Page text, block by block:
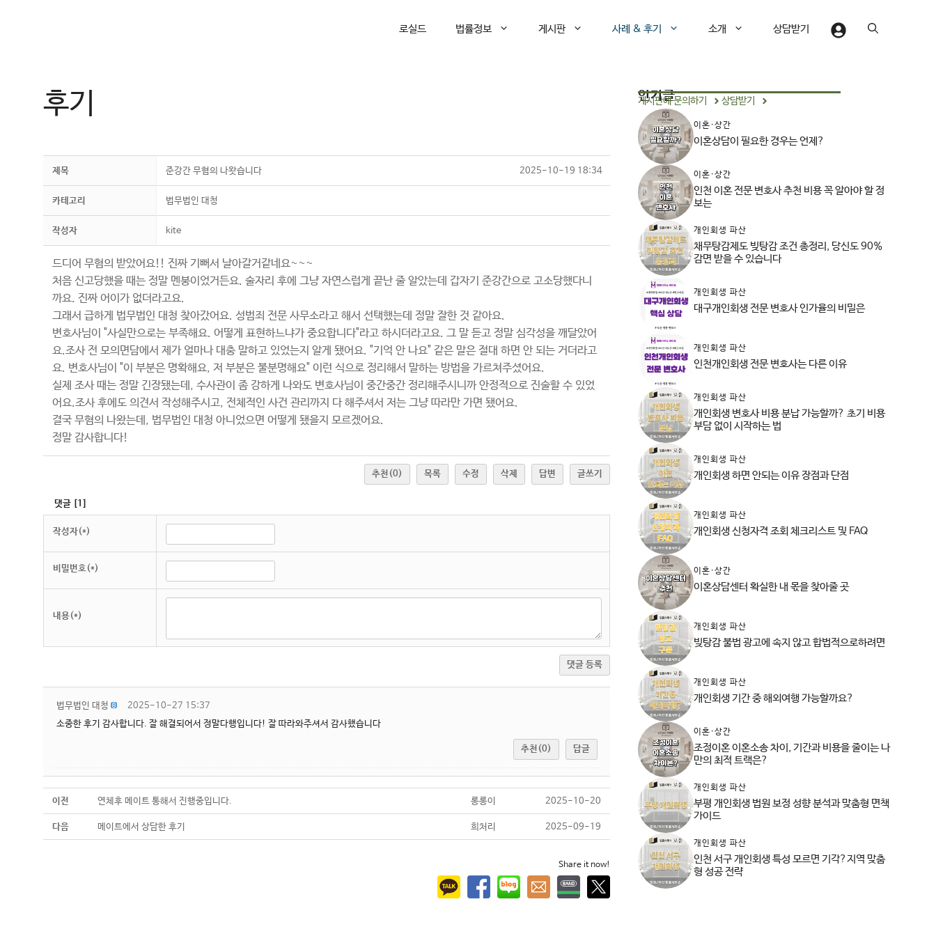
로실드 법률정보 게시판 사례 & 후기 소개 상담받기
후기
제목 준강간 무혐의 나왓습니다 2025-10-19 18:34
카테고리 법무법인 대청
작성자 kite
드디어 무혐의 받았어요!! 진짜 기뻐서 날아갈거같네요~~~
처음 신고당했을 때는 정말 멘붕이었거든요. 술자리 후에 그냥 자연스럽게 끝난 줄 알았는데 갑자기 준강간으로 고소당했다니
까요. 진짜 어이가 없더라고요.
그래서 급하게 법무법인 대청 찾아갔어요. 성범죄 전문 사무소라고 해서 선택했는데 정말 잘한 것 같아요.
변호사님이 "사실만으로는 부족해요. 어떻게 표현하느냐가 중요합니다"라고 하시더라고요. 그 말 듣고 정말 심각성을 깨달았어
요.조사 전 모의면담에서 제가 얼마나 대충 말하고 있었는지 알게 됐어요. "기억 안 나요" 같은 말은 절대 하면 안 되는 거더라고
요. 변호사님이 "이 부분은 명확해요, 저 부분은 불분명해요" 이런 식으로 정리해서 말하는 방법을 가르쳐주셨어요.
실제 조사 때는 정말 긴장됐는데, 수사관이 좀 강하게 나와도 변호사님이 중간중간 정리해주시니까 안정적으로 진술할 수 있었
어요.조사 후에도 의견서 작성해주시고, 전체적인 사건 관리까지 다 해주셔서 저는 그냥 따라만 가면 됐어요.
결국 무혐의 나왔는데, 법무법인 대청 아니었으면 어떻게 됐을지 모르겠어요.
정말 감사합니다!
추천 (0) 목록 수정 삭제 답변 글쓰기
댓글 1
작성자(*)
비밀번호(*)
내용(*)
댓글 등록
법무법인 대청
2025-10-27 15:37
소중한 후기 감사합니다. 잘 해결되어서 정말다행입니다! 잘 따라와주셔서 감사했습니다
추천(0) 답글
이전 연체후 메이트 통해서 진행중입니다. 롱롱이 2025-10-20
다음 메이트에서 상담한 후기 희처리 2025-09-19
Share it now!
인기글
게시판에 문의하기 상담받기
이혼·상간
이혼상담이 필요한 경우는 언제?
이혼·상간
인천 이혼 전문 변호사 추천 비용 꼭 알아야 할 정
보는
개인회생 파산
채무탕감제도 빚탕감 조건 총정리, 당신도 90%
감면 받을 수 있습니다
개인회생 파산
대구개인회생 전문 변호사 인가율의 비밀은
개인회생 파산
인천개인회생 전문 변호사는 다른 이유
개인회생 파산
개인회생 변호사 비용 분납 가능할까? 초기 비용
부담 없이 시작하는 법
개인회생 파산
개인회생 하면 안되는 이유 장점과 단점
개인회생 파산
개인회생 신청자격 조회 체크리스트 및 FAQ
이혼·상간
이혼상담센터 확실한 내 몫을 찾아줄 곳
개인회생 파산
빚탕감 불법 광고에 속지 않고 합법적으로하려면
개인회생 파산
개인회생 기간 중 해외여행 가능할까요?
이혼·상간
조정이혼 이혼소송 차이, 기간과 비용을 줄이는 나
만의 최적 트랙은?
개인회생 파산
부평 개인회생 법원 보정 성향 분석과 맞춤형 면책
가이드
개인회생 파산
인천 서구 개인회생 특성 모르면 기각?지역 맞춤
형 성공 전략